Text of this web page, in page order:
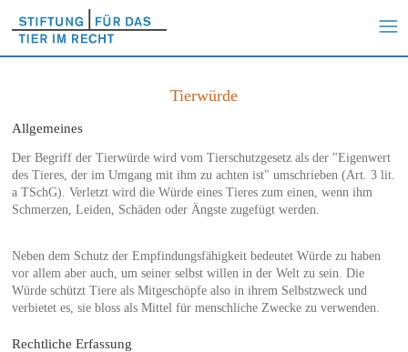
Tierwürde
Allgemeines
Der Begriff der Tierwürde wird vom Tierschutzgesetz als der "Eigenwert
des Tieres, der im Umgang mit ihm zu achten ist" umschrieben (Art. 3 lit.
a TSchG). Verletzt wird die Würde eines Tieres zum einen, wenn ihm
Schmerzen, Leiden, Schäden oder Ängste zugefügt werden.
Neben dem Schutz der Empfindungsfähigkeit bedeutet Würde zu haben
vor allem aber auch, um seiner selbst willen in der Welt zu sein. Die
Würde schützt Tiere als Mitgeschöpfe also in ihrem Selbstzweck und
verbietet es, sie bloss als Mittel für menschliche Zwecke zu verwenden.
Rechtliche Erfassung